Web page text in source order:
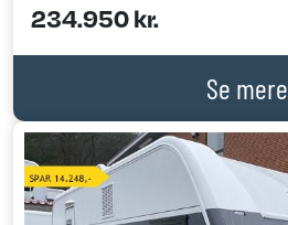
234.950 kr.
Se mere